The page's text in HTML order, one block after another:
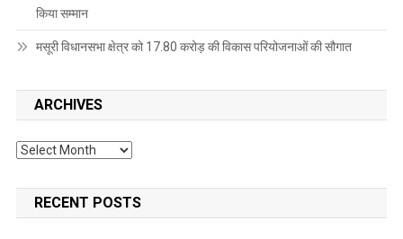
किया सम्मान
मसूरी विधानसभा क्षेत्र को 17.80 करोड़ की विकास परियोजनाओं की सौगात
ARCHIVES
Archives
RECENT POSTS